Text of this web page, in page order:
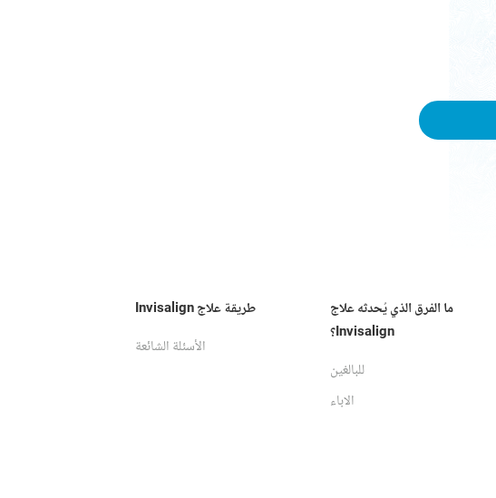
طريقة علاج Invisalign
الأسئلة الشائعة
ما الفرق الذي يُحدثه علاج
Invisalign؟
للبالغين
الاباء